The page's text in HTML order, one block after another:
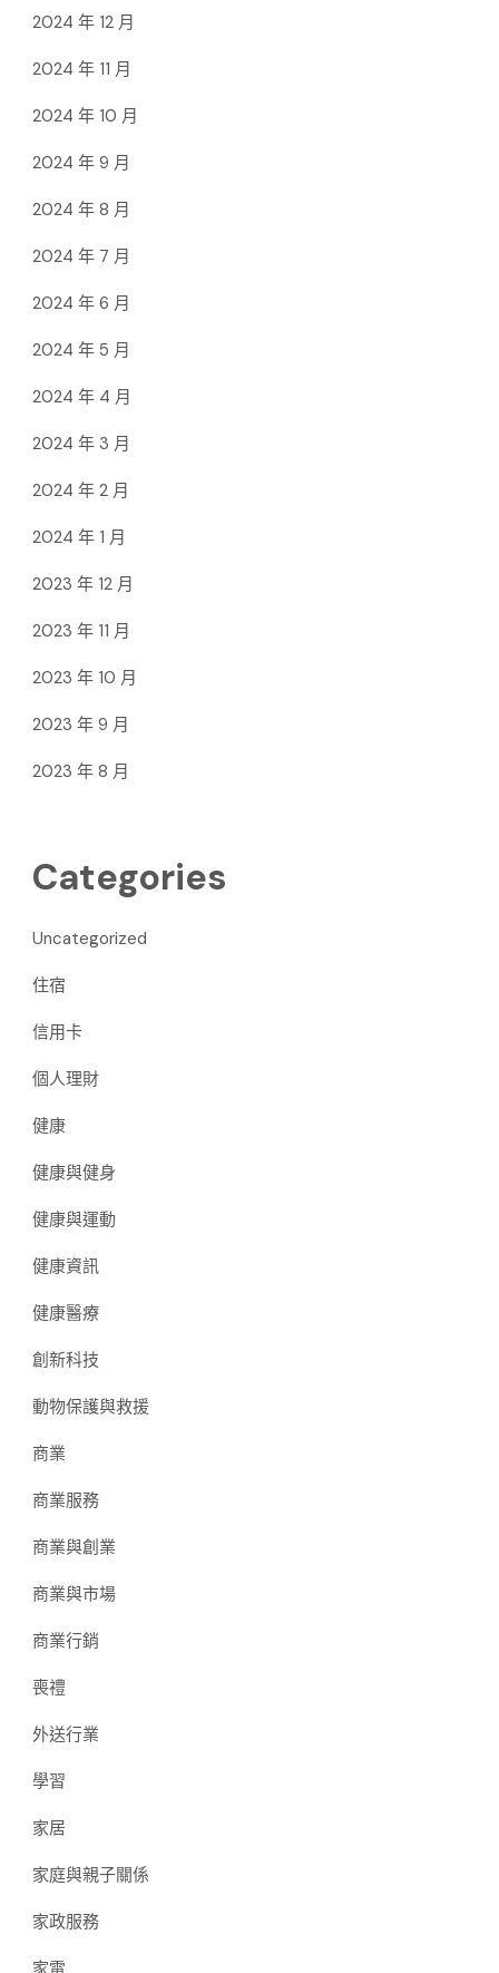
2024 年 12 月
2024 年 11 月
2024 年 10 月
2024 年 9 月
2024 年 8 月
2024 年 7 月
2024 年 6 月
2024 年 5 月
2024 年 4 月
2024 年 3 月
2024 年 2 月
2024 年 1 月
2023 年 12 月
2023 年 11 月
2023 年 10 月
2023 年 9 月
2023 年 8 月
Categories
Uncategorized
住宿
信用卡
個人理財
健康
健康與健身
健康與運動
健康資訊
健康醫療
創新科技
動物保護與救援
商業
商業服務
商業與創業
商業與市場
商業行銷
喪禮
外送行業
學習
家居
家庭與親子關係
家政服務